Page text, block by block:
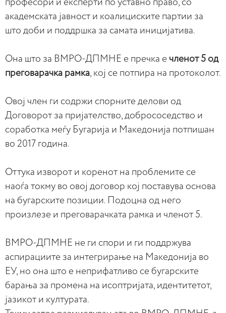
професори и експерти по уставно право, со
академската јавност и коалициските партии за
што доби и поддршка за самата иницијатива.
Она што за ВМРО-ДПМНЕ е пречка е членот 5 од
преговарачка рамка, кој се потпира на протоколот.
Овој член ги содржи спорните делови од
Договорот за пријателство, добрососедство и
соработка меѓу Бугарија и Македонија потпишан
во 2017 година.
Оттука изворот и коренот на проблемите се
наоѓа токму во овој договор кој поставува основа
на бугарските позиции. Подоцна од него
произлезе и преговарачката рамка и членот 5.
ВМРО-ДПМНЕ не ги спори и ги поддржува
аспирациите за интегрирање на Македонија во
ЕУ, но она што е неприфатливо се бугарските
барања за промена на исоптријата, идентитетот,
јазикот и културата.